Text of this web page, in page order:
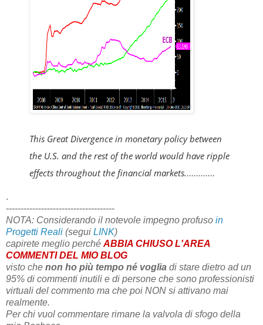
This Great Divergence in monetary policy between
the U.S. and the rest of the world would have ripple
effects throughout the financial markets.............
.
-------------------------------------
NOTA: Considerando il notevole impegno profuso in
Progetti Reali (segui LINK)
capirete meglio perché ABBIA CHIUSO L'AREA
COMMENTI DEL MIO BLOG
visto che non ho più tempo né voglia di stare dietro ad un
95% di commenti inutili e di persone che sono professionisti
virtuali del commento ma che poi NON si attivano mai
realmente.
Per chi vuol commentare rimane la valvola di sfogo della